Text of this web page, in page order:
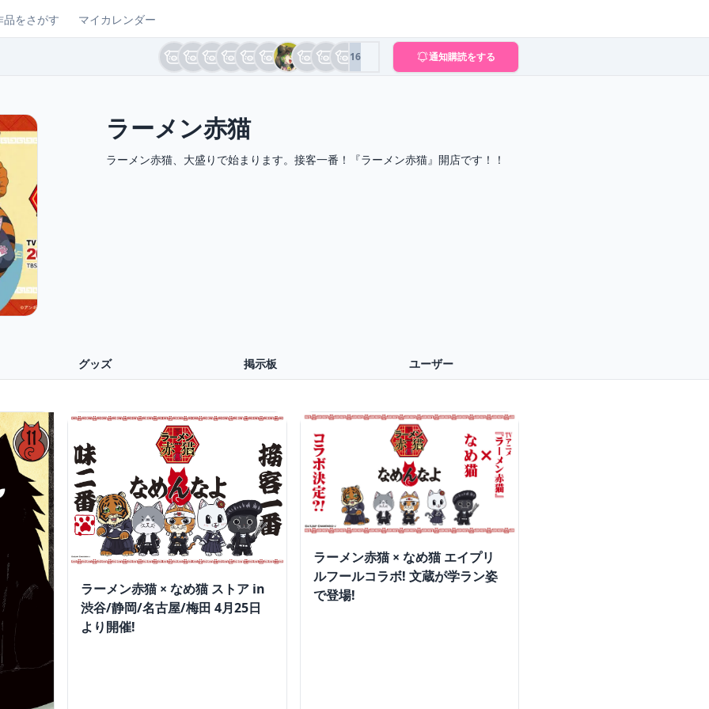
品をさがす マイカレンダー
16 通知購読をする
ラーメン赤猫
ラーメン赤猫、大盛りで始まります。接客一番！『ラーメン赤猫』開店です！！
グッズ 掲示板 ユーザー
ラーメン赤猫 × なめ猫 ストア in
渋谷/静岡/名古屋/梅田 4月25日
より開催!
ラーメン赤猫 × なめ猫 エイプリ
ルフールコラボ! 文蔵が学ラン姿
で登場!